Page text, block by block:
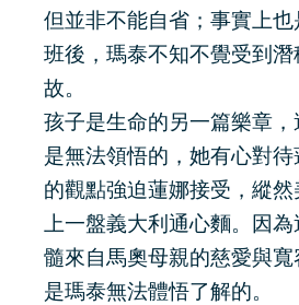
但並非不能自省；事實上
班後，瑪泰不知不覺受到潛
故。
孩子是生命的另一篇樂章
是無法領悟的，她有心對
的觀點強迫蓮娜接受，縱
上一盤義大利通心麵。因
髓來自馬奧母親的慈愛與
是瑪泰無法體悟了解的